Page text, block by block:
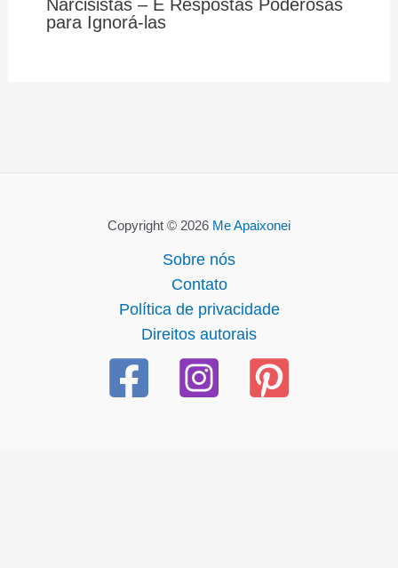
Narcisistas – E Respostas Poderosas
para Ignorá-las
Copyright © 2026 Me Apaixonei
Sobre nós
Contato
Política de privacidade
Direitos autorais